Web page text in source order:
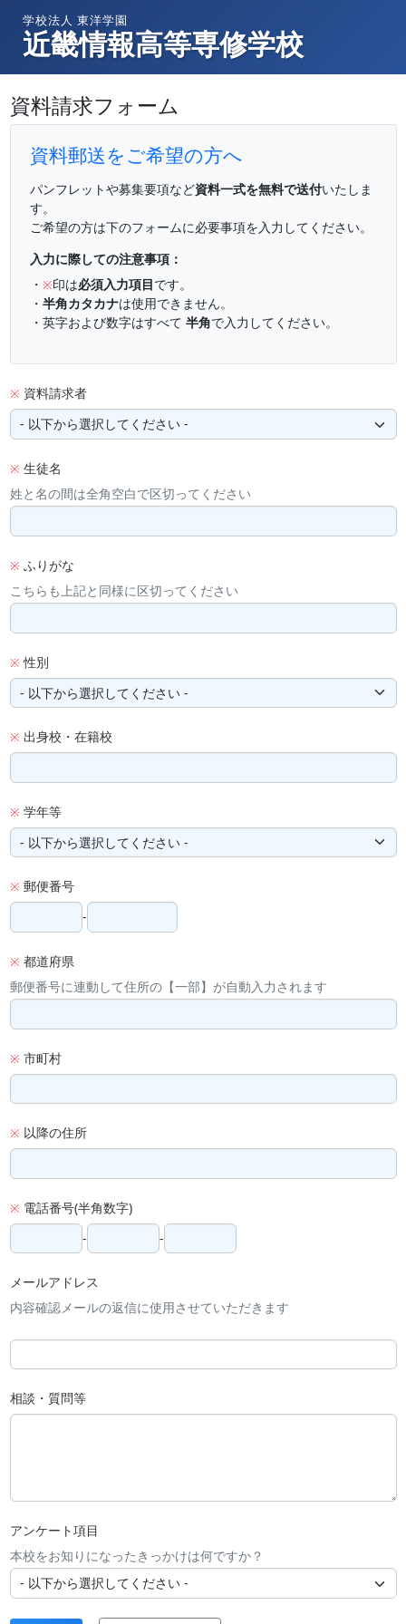
学校法人 東洋学園
近畿情報高等専修学校
資料請求フォーム
資料郵送をご希望の方へ
パンフレットや募集要項など資料一式を無料で送付いたしま
す。
ご希望の方は下のフォームに必要事項を入力してください。
入力に際しての注意事項：
・ ※印は必須入力項目です。
・ 半角カタカナは使用できません。
・英字および数字はすべて 半角で入力してください。
※ 資料請求者
※ 生徒名
姓と名の間は全角空白で区切ってください
※ ふりがな
こちらも上記と同様に区切ってください
※ 性別
※ 出身校・在籍校
※ 学年等
※ 郵便番号
-
※ 都道府県
郵便番号に連動して住所の【一部】が自動入力されます
※ 市町村
※ 以降の住所
※ 電話番号(半角数字)
-
-
メールアドレス
内容確認メールの返信に使用させていただきます
相談・質問等
アンケート項目
本校をお知りになったきっかけは何ですか？